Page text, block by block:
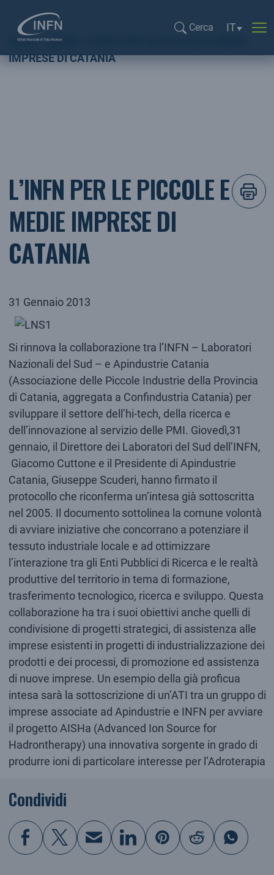
Cerca
IT
Home
NEWS
IMPRESE DI CATANIA
L’INFN PER LE PICCOLE E
MEDIE IMPRESE DI
CATANIA
31 Gennaio 2013
Si rinnova la collaborazione tra l’INFN – Laboratori
Nazionali del Sud – e Apindustrie Catania
(Associazione delle Piccole Industrie della Provincia
di Catania, aggregata a Confindustria Catania) per
sviluppare il settore dell’hi-tech, della ricerca e
dell’innovazione al servizio delle PMI. Giovedì,31
gennaio, il Direttore dei Laboratori del Sud dell’INFN,
Giacomo Cuttone e il Presidente di Apindustrie
Catania, Giuseppe Scuderi, hanno firmato il
protocollo che riconferma un’intesa già sottoscritta
nel 2005. Il documento sottolinea la comune volontà
di avviare iniziative che concorrano a potenziare il
tessuto industriale locale e ad ottimizzare
l’interazione tra gli Enti Pubblici di Ricerca e le realtà
produttive del territorio in tema di formazione,
trasferimento tecnologico, ricerca e sviluppo. Questa
collaborazione ha tra i suoi obiettivi anche quelli di
condivisione di progetti strategici, di assistenza alle
imprese esistenti in progetti di industrializzazione dei
prodotti e dei processi, di promozione ed assistenza
di nuove imprese. Un esempio della già proficua
intesa sarà la sottoscrizione di un’ATI tra un gruppo di
imprese associate ad Apindustrie e INFN per avviare
il progetto AISHa (Advanced Ion Source for
Hadrontherapy) una innovativa sorgente in grado di
produrre ioni di particolare interesse per l’Adroterapia
Condividi